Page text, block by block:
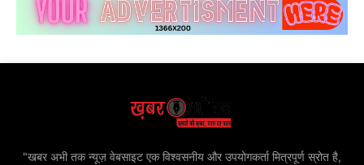
"खबर अभी तक न्यूज़ वेबसाइट एक विश्वसनीय और उपयोगकर्ता मित्रपूर्ण स्रोत है,